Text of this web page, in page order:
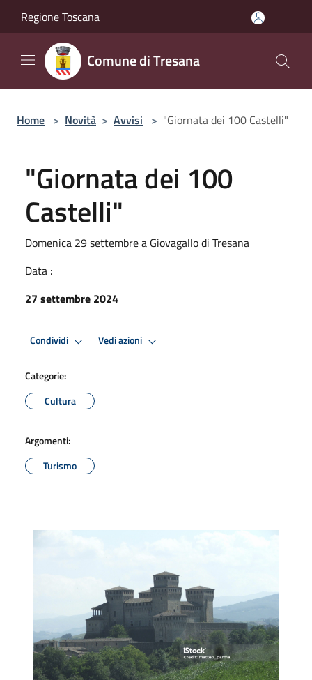
Regione Toscana
Comune di Tresana
Home > Novità > Avvisi > "Giornata dei 100 Castelli"
"Giornata dei 100
Castelli"
Domenica 29 settembre a Giovagallo di Tresana
Data :
27 settembre 2024
Condividi Vedi azioni
Categorie:
Cultura
Argomenti:
Turismo